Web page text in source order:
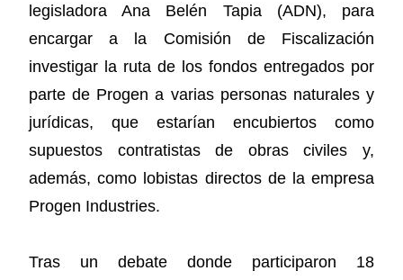
legisladora Ana Belén Tapia (ADN), para
encargar a la Comisión de Fiscalización
investigar la ruta de los fondos entregados por
parte de Progen a varias personas naturales y
jurídicas, que estarían encubiertos como
supuestos contratistas de obras civiles y,
además, como lobistas directos de la empresa
Progen Industries.
Tras un debate donde participaron 18